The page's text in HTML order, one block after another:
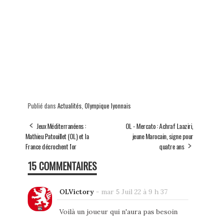
Publié dans Actualités Olympique lyonnais
Jeux Méditerranéens :
Mathieu Patouillet (OL) et la
France décrochent l'or
OL - Mercato : Achraf Laaziri,
jeune Marocain, signe pour
quatre ans
15 COMMENTAIRES
OLVictory- mar 5 Juil 22 à 9 h 37
Voilà un joueur qui n'aura pas besoin